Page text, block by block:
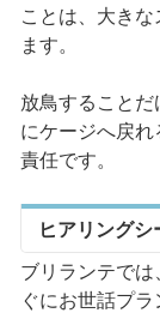
ことは、大き
ます。
放鳥すること
にケージへ戻
責任です。
ヒアリング
ブリランテで
ぐにお世話プラ